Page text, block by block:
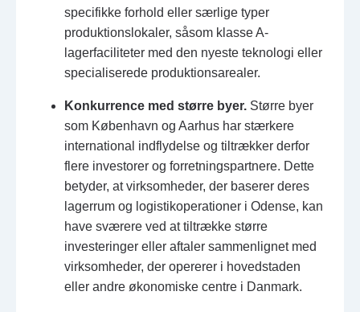
specifikke forhold eller særlige typer
produktionslokaler, såsom klasse A-
lagerfaciliteter med den nyeste teknologi eller
specialiserede produktionsarealer.
Konkurrence med større byer. Større byer
som København og Aarhus har stærkere
international indflydelse og tiltrækker derfor
flere investorer og forretningspartnere. Dette
betyder, at virksomheder, der baserer deres
lagerrum og logistikoperationer i Odense, kan
have sværere ved at tiltrække større
investeringer eller aftaler sammenlignet med
virksomheder, der opererer i hovedstaden
eller andre økonomiske centre i Danmark.